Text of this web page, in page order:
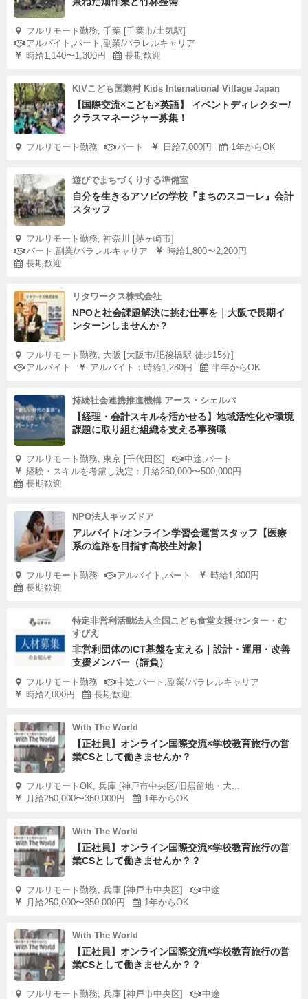
フルリモート勤務, 千葉 [千葉市/土気駅]
アルバイト,パート,副業/パラレルキャリア
時給1,140〜1,300円
長期歓迎
KIVこども国際村 Kids International Village Japan
【国際交流×こども×英語】 イベントディレクター/
クラスマネージャー募集！
フルリモート勤務 パート 日給7,000円 1年からOK
遊びでまちづくりする準備室
自分を生きるアソビの学校『まちのスコーレ』会計
スタッフ
フルリモート勤務, 神奈川 [茅ヶ崎市]
パート,副業/パラレルキャリア
時給1,800〜2,200円
長期歓迎
リタワークス株式会社
NPOと社会課題解決に挑む仕事を｜大阪で長期イ
ンターンしませんか？
フルリモート勤務, 大阪 [大阪市/肥後橋駅 徒歩15分]
アルバイト
アルバイト：時給1,280円 半年からOK
持続社会連携推進機構 アース・シェルパ
【経理・会計スキルを活かせる】地域活性化や環境
課題に取り組む組織を支える事務職
フルリモート勤務, 東京 [千代田区]
中途,パート
経験・スキルを考慮し決定：月給250,000〜500,000円
長期歓迎
NPO法人キッズドア
アルバイト/オンライン学習会運営スタッフ【医療
系の進路を目指す高校生対象】
フルリモート勤務 アルバイト,パート
時給1,300円
長期歓迎
特定非営利活動法人全国こども食堂支援センター・む
すびえ
非営利団体のICT基盤を支える｜設計・運用・改善
支援メンバー（請負）
フルリモート勤務
中途,パート,副業/パラレルキャリア
時給2,000円
長期歓迎
With The World
【正社員】オンライン国際交流×学校教育旅行の営
業CSとして働きませんか？
フルリモートOK, 兵庫 [神戸市中央区/旧居留地・大...
月給250,000〜350,000円
1年からOK
With The World
【正社員】オンライン国際交流×学校教育旅行の営
業CSとして働きませんか？？
フルリモート勤務, 兵庫 [神戸市中央区]
中途
月給250,000〜350,000円
1年からOK
With The World
【正社員】オンライン国際交流×学校教育旅行の営
業CSとして働きませんか？？
フルリモート勤務, 兵庫 [神戸市中央区]
中途